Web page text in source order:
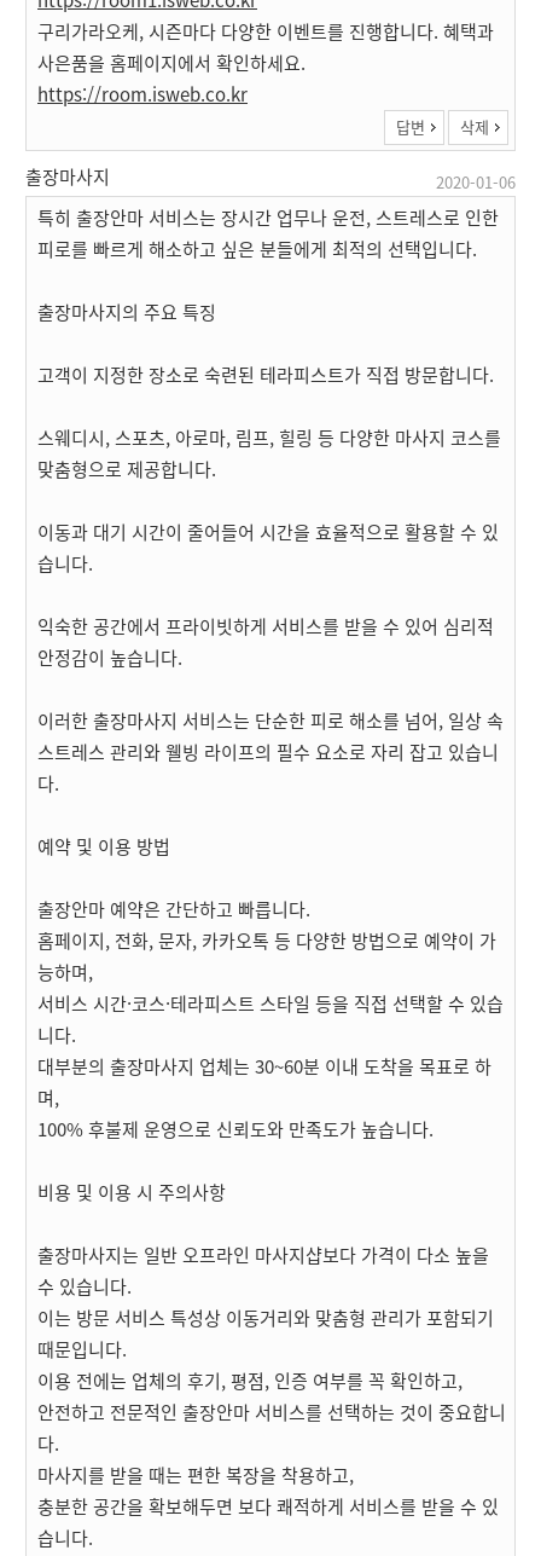
구리가라오케, 시즌마다 다양한 이벤트를 진행합니다. 혜택과
사은품을 홈페이지에서 확인하세요.
https://room.isweb.co.kr
답변 삭제
출장마사지 2020-01-06
특히 출장안마 서비스는 장시간 업무나 운전, 스트레스로 인한
피로를 빠르게 해소하고 싶은 분들에게 최적의 선택입니다.
출장마사지의 주요 특징
고객이 지정한 장소로 숙련된 테라피스트가 직접 방문합니다.
스웨디시, 스포츠, 아로마, 림프, 힐링 등 다양한 마사지 코스를
맞춤형으로 제공합니다.
이동과 대기 시간이 줄어들어 시간을 효율적으로 활용할 수 있
습니다.
익숙한 공간에서 프라이빗하게 서비스를 받을 수 있어 심리적
안정감이 높습니다.
이러한 출장마사지 서비스는 단순한 피로 해소를 넘어, 일상 속
스트레스 관리와 웰빙 라이프의 필수 요소로 자리 잡고 있습니
다.
예약 및 이용 방법
출장안마 예약은 간단하고 빠릅니다.
홈페이지, 전화, 문자, 카카오톡 등 다양한 방법으로 예약이 가
능하며,
서비스 시간·코스·테라피스트 스타일 등을 직접 선택할 수 있습
니다.
대부분의 출장마사지 업체는 30~60분 이내 도착을 목표로 하
며,
100% 후불제 운영으로 신뢰도와 만족도가 높습니다.
비용 및 이용 시 주의사항
출장마사지는 일반 오프라인 마사지샵보다 가격이 다소 높을
수 있습니다.
이는 방문 서비스 특성상 이동거리와 맞춤형 관리가 포함되기
때문입니다.
이용 전에는 업체의 후기, 평점, 인증 여부를 꼭 확인하고,
안전하고 전문적인 출장안마 서비스를 선택하는 것이 중요합니
다.
마사지를 받을 때는 편한 복장을 착용하고,
충분한 공간을 확보해두면 보다 쾌적하게 서비스를 받을 수 있
습니다.